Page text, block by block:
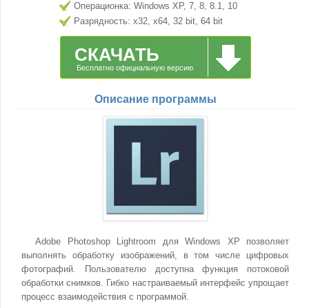
Операционка: Windows XP, 7, 8, 8.1, 10
Разрядность: x32, x64, 32 bit, 64 bit
СКАЧАТЬ
Бесплатно официальную версию
Описание программы
Adobe Photoshop Lightroom для Windows XP позволяет
выполнять обработку изображений, в том числе цифровых
фотографий. Пользователю доступна функция потоковой
обработки снимков. Гибко настраиваемый интерфейс упрощает
процесс взаимодействия с программой.